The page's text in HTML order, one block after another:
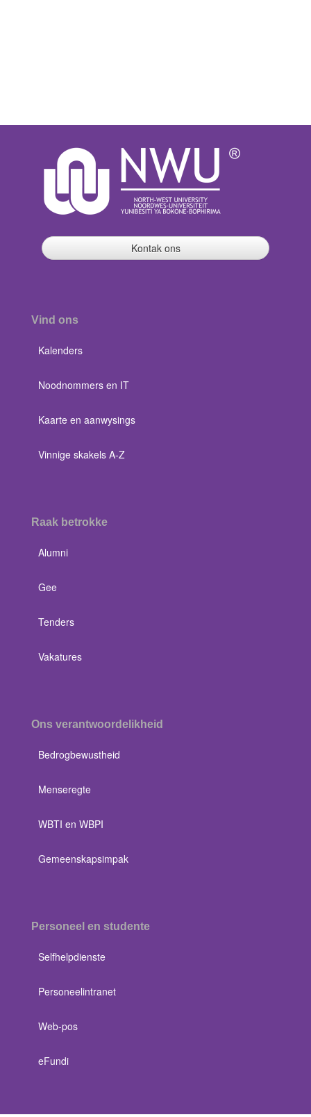
Kontak ons
Vind ons
Kalenders
Noodnommers en IT
Kaarte en aanwysings
Vinnige skakels A-Z
Raak betrokke
Alumni
Gee
Tenders
Vakatures
Ons verantwoordelikheid
Bedrogbewustheid
Menseregte
WBTI en WBPI
Gemeenskapsimpak
Personeel en studente
Selfhelpdienste
Personeelintranet
Web-pos
eFundi